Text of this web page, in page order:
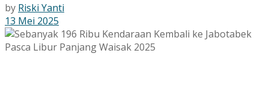
by Riski Yanti
13 Mei 2025